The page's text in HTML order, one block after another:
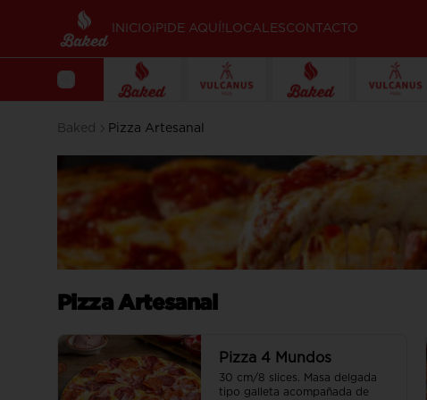
INICIO¡PIDE AQUÍ! LOCALESCONTACTO
Baked Pizza Artesanal
Pizza Artesanal
Pizza 4 Mundos
30 cm/8 slices. Masa delgada
tipo galleta acompañada de